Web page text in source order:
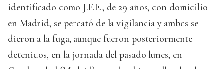
identificado como J.F.E., de 29 años, con domicilio
en Madrid, se percató de la vigilancia y ambos se
dieron a la fuga, aunque fueron posteriormente
detenidos, en la jornada del pasado lunes, en